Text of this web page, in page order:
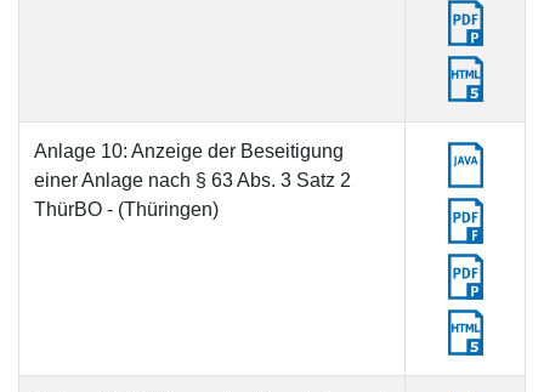
Anlage 10: Anzeige der Beseitigung
einer Anlage nach § 63 Abs. 3 Satz 2
ThürBO - (Thüringen)